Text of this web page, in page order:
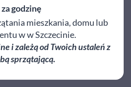
za godzinę
mieszkania, domu lub
w w Szczecinie.
i zależą od Twoich ustaleń z
sprzątającą.